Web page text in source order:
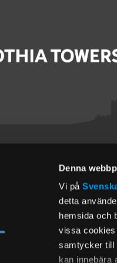
Denna
Vi på
detta
hemsida och
vissa cookies
samtycker till
kan innebära
+46 31